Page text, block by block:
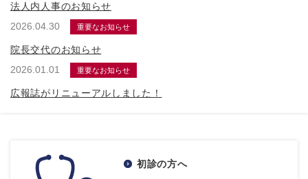
法人内人事のお知らせ
2026.04.30
重要なお知らせ
院長交代のお知らせ
2026.01.01
重要なお知らせ
広報誌がリニューアルしました！
初診の方へ